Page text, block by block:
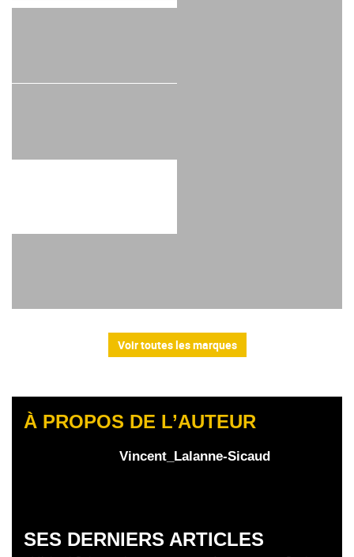
Voir toutes les marques
À PROPOS DE L’AUTEUR
Vincent_Lalanne-Sicaud
SES DERNIERS ARTICLES